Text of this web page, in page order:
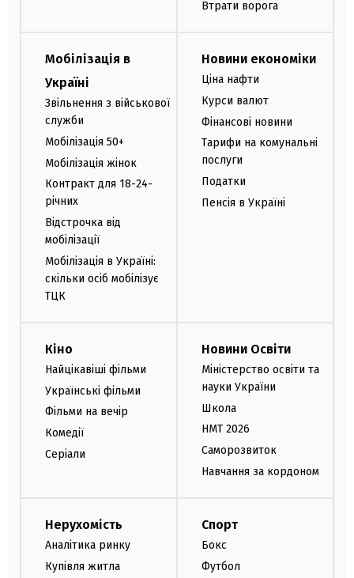
Втрати ворога
Мобілізація в
Україні
Звільнення з військової
служби
Мобілізація 50+
Мобілізація жінок
Контракт для 18-24-
річних
Відстрочка від
мобілізації
Мобілізація в Україні:
скільки осіб мобілізує
ТЦК
Новини економіки
Ціна нафти
Курси валют
Фінансові новини
Тарифи на комунальні
послуги
Податки
Пенсія в Україні
Кіно
Найцікавіші фільми
Українські фільми
Фільми на вечір
Комедії
Серіали
Новини Освіти
Міністерство освіти та
науки України
Школа
НМТ 2026
Саморозвиток
Навчання за кордоном
Нерухомість
Аналітика ринку
Купівля житла
Спорт
Бокс
Футбол